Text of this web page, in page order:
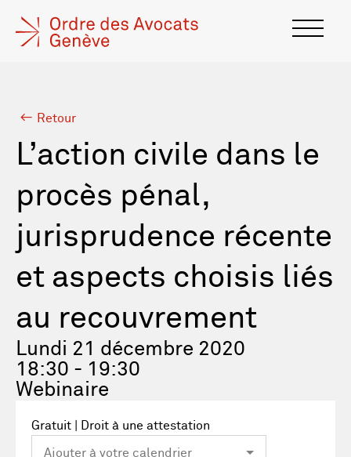
Retour
L’action civile dans le
procès pénal,
jurisprudence récente
et aspects choisis liés
au recouvrement
Lundi 21 décembre 2020
18:30 - 19:30
Webinaire
Gratuit | Droit à une attestation